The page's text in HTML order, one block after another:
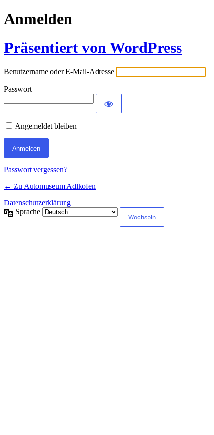
Anmelden
Präsentiert von WordPress
Benutzername oder E-Mail-Adresse
Passwort
Angemeldet bleiben
Passwort vergessen?
← Zu Automuseum Adlkofen
Datenschutzerklärung
Sprache